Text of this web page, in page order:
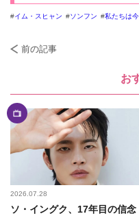
イム・スヒャン ソンフン 私たちは
前の記事
お
2026.07.28
ソ・イングク、17年目の信念